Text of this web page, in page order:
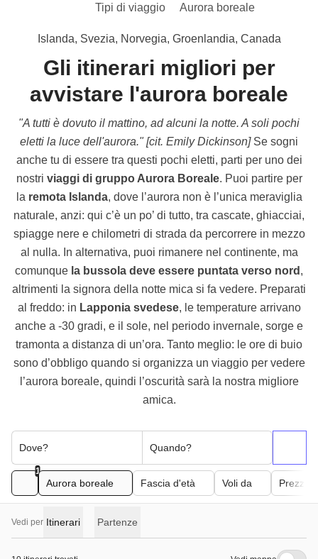
Tipi di viaggio Aurora boreale
Islanda, Svezia, Norvegia, Groenlandia, Canada
Gli itinerari migliori per
avvistare l'aurora boreale
"A tutti è dovuto il mattino, ad alcuni la notte. A soli pochi
eletti la luce dell'aurora." [cit. Emily Dickinson] Se sogni
anche tu di essere tra questi pochi eletti, parti per uno dei
nostri viaggi di gruppo Aurora Boreale. Puoi partire per
la remota Islanda, dove l’aurora non è l’unica meraviglia
naturale, anzi: qui c’è un po’ di tutto, tra cascate, ghiacciai,
spiagge nere e chilometri di strada da percorrere in mezzo
al nulla. In alternativa, puoi rimanere nel continente, ma
comunque la bussola deve essere puntata verso nord ,
altrimenti la signora della notte mica si fa vedere. Preparati
al freddo: in Lapponia svedese, le temperature arrivano
anche a -30 gradi, e il sole, nel periodo invernale, sorge e
tramonta a distanza di un’ora. Tanto meglio: le ore di buio
sono d’obbligo quando si organizza un viaggio per vedere
l’aurora boreale, quindi l’oscurità sarà la nostra migliore
amica.
Dove? Quando?
1
Aurora boreale Fascia d'età Voli da Prezzo
Vedi per Itinerari Partenze